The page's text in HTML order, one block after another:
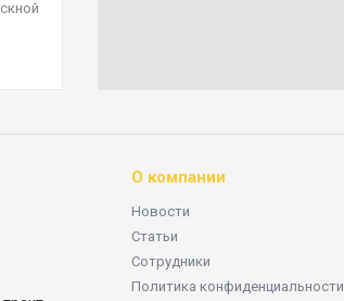
О компании
Новости
Статьи
Сотрудники
Политика конфиденциальности